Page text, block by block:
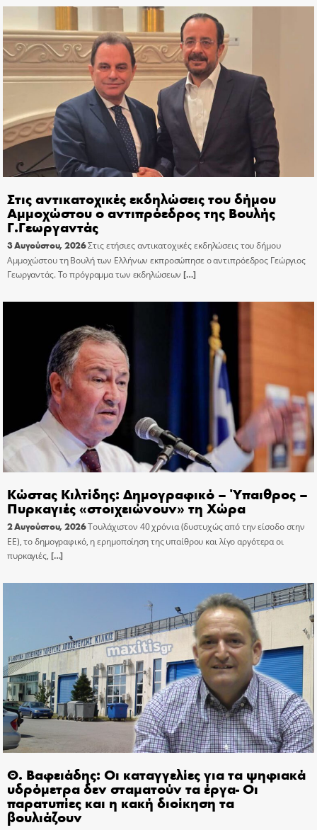
Στις αντικατοχικές εκδηλώσεις του δήμου
Αμμοχώστου ο αντιπρόεδρος της Βουλής
Γ.Γεωργαντάς
3 Αυγούστου, 2026Στις ετήσιες αντικατοχικές εκδηλώσεις του δήμου
Αμμοχώστου τη Βουλή των Ελλήνων εκπροσώπησε ο αντιπρόεδρος Γεώργιος
Γεωργαντάς. Το πρόγραμμα των εκδηλώσεων […]
Κώστας Κιλτίδης: Δημογραφικό – Ύπαιθρος –
Πυρκαγιές «στοιχειώνουν» τη Χώρα
2 Αυγούστου, 2026Τουλάχιστον 40 χρόνια (δυστυχώς από την είσοδο στην
ΕΕ), το δημογραφικό, η ερημοποίηση της υπαίθρου και λίγο αργότερα οι
πυρκαγιές, […]
Θ. Βαφειάδης: Οι καταγγελίες για τα ψηφιακά
υδρόμετρα δεν σταματούν τα έργα- Οι
παρατυπίες και η κακή διοίκηση τα
βουλιάζουν